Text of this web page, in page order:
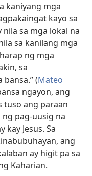
kaniyang mga
kayo sa
nila sa mga lokal na
sa kanilang mga
ng mga
sa
(Mateo
ngayon, ang
tuso ang paraan
pag-uusig na
Jesus. Sa
ang
ay higit pa sa
Kaharian.